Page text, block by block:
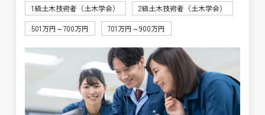
1級土木技術者（土木学会）
2級土木技術者（土木学会）
501万円～700万円
701万円～900万円